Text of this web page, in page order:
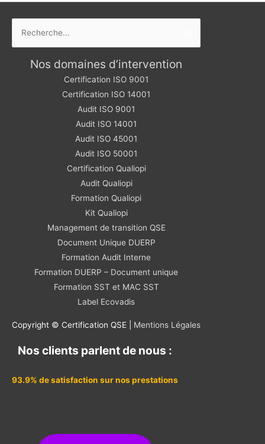
Nos domaines d’intervention
Certification ISO 9001
Certification ISO 14001
Audit ISO 9001
Audit ISO 14001
Audit ISO 45001
Audit ISO 50001
Certification Qualiopi
Audit Qualiopi
Formation Qualiopi
Kit Qualiopi
Management de transition QSE
Document Unique DUERP
Formation Audit Interne
Formation DUERP – Document unique
Formation SST et MAC SST
Label Ecovadis
Copyright © Certification QSE | Mentions Légales
Nos clients parlent de nous :
93.9% de satisfaction sur nos prestations